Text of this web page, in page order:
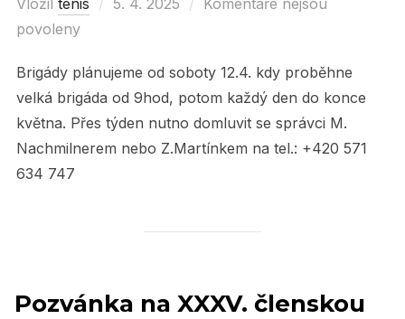
povoleny
Brigády plánujeme od soboty 12.4. kdy proběhne
velká brigáda od 9hod, potom každý den do konce
května. Přes týden nutno domluvit se správci M.
Nachmilnerem nebo Z.Martínkem na tel.: +420 571
634 747
Pozvánka na XXXV. členskou